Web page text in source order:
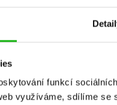
funkcí
využíváme, sdílíme